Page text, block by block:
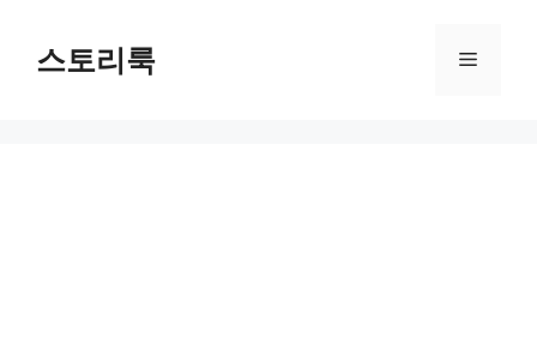
content스토리룩 Menu